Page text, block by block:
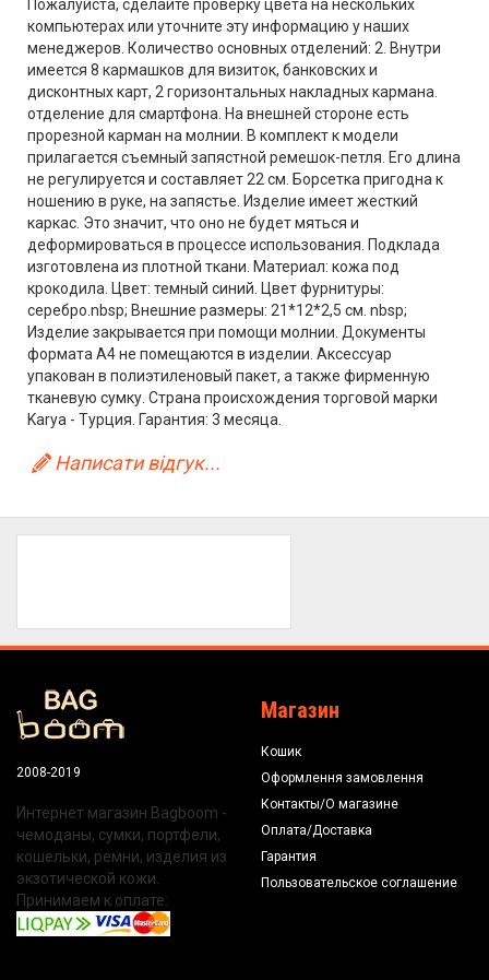
Пожалуйста, сделайте проверку цвета на нескольких
компьютерах или уточните эту информацию у наших
менеджеров. Количество основных отделений: 2. Внутри
имеется 8 кармашков для визиток, банковских и
дисконтных карт, 2 горизонтальных накладных кармана.
отделение для смартфона. На внешней стороне есть
прорезной карман на молнии. В комплект к модели
прилагается съемный запястной ремешок-петля. Его длина
не регулируется и составляет 22 см. Борсетка пригодна к
ношению в руке, на запястье. Изделие имеет жесткий
каркас. Это значит, что оно не будет мяться и
деформироваться в процессе использования. Подклада
изготовлена из плотной ткани. Материал: кожа под
крокодила. Цвет: темный синий. Цвет фурнитуры:
серебро.nbsp; Внешние размеры: 21*12*2,5 см. nbsp;
Изделие закрывается при помощи молнии. Документы
формата А4 не помещаются в изделии. Аксессуар
упакован в полиэтиленовый пакет, а также фирменную
тканевую сумку. Страна происхождения торговой марки
Karya - Турция. Гарантия: 3 месяца.
Написати відгук...
2008-2019
Интернет магазин Bagboom -
чемоданы, сумки, портфели,
кошельки, ремни, изделия из
экзотической кожи.
Принимаем к оплате:
Магазин
Кошик
Оформлення замовлення
Контакты/О магазине
Оплата/Доставка
Гарантия
Пользовательское соглашение